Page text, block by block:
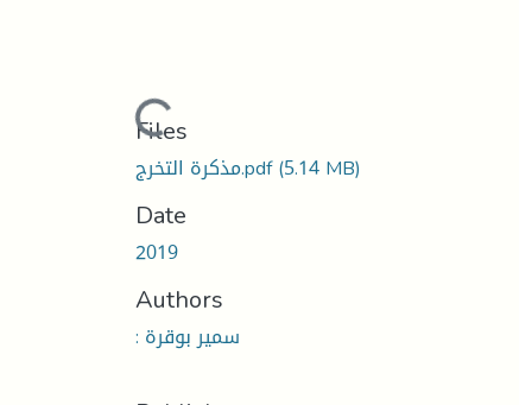
Loading...
Files
مذكرة التخرج.pdf(5.14 MB)
Date
2019
Authors
: سمير بوقرة